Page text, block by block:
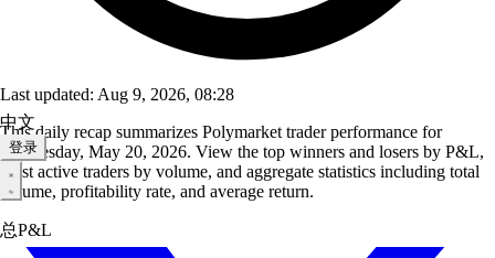
中文
登录
Last updated: Aug 9, 2026, 08:28
This daily recap summarizes Polymarket trader performance for
Wednesday, May 20, 2026. View the top winners and losers by P&L,
most active traders by volume, and aggregate statistics including total
volume, profitability rate, and average return.
总P&L